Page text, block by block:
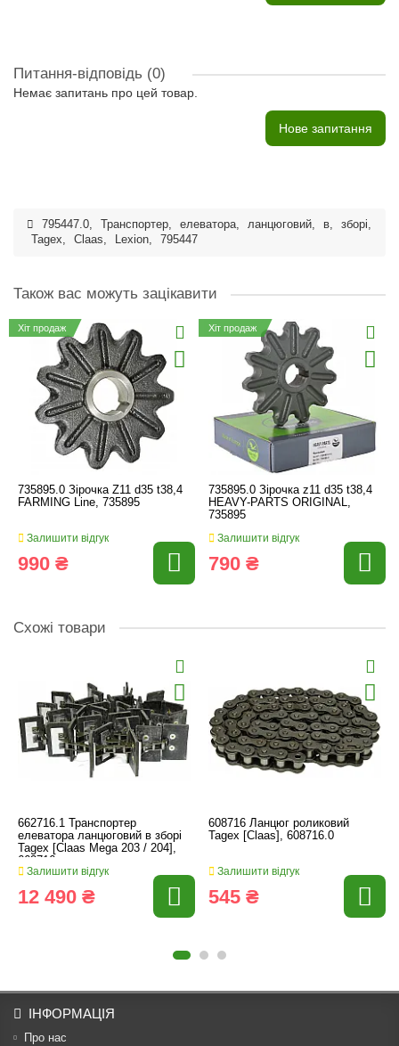
Питання-відповідь (0)
Немає запитань про цей товар.
Нове запитання
795447.0, Транспортер, елеватора, ланцюговий, в, зборі,
Tagex, Claas, Lexion, 795447
Також вас можуть зацікавити
Хіт продаж
735895.0 Зірочка Z11 d35 t38,4
FARMING Line, 735895
Залишити відгук
990 ₴
Хіт продаж
735895.0 Зірочка z11 d35 t38,4
HEAVY-PARTS ORIGINAL,
735895
Залишити відгук
790 ₴
Схожі товари
662716.1 Транспортер
елеватора ланцюговий в зборі
Tagex [Claas Mega 203 / 204],
662716
Залишити відгук
12 490 ₴
608716 Ланцюг роликовий
Tagex [Claas], 608716.0
Залишити відгук
545 ₴
ІНФОРМАЦІЯ
Про нас